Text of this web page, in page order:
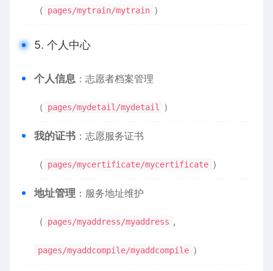
（ pages/mytrain/mytrain ）
5. 个人中心
​个人信息​ ​：志愿者档案管理
（ pages/mydetail/mydetail ）
​我的证书​ ​：志愿服务证书
（ pages/mycertificate/mycertificate ）
​地址管理​ ​：服务地址维护
（ pages/myaddress/myaddress ,
pages/myaddcompile/myaddcompile ）